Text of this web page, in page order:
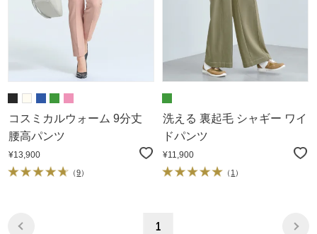
コスミカルウォーム 9分丈
腰高パンツ
¥13,900
（9）
洗える 裏起毛 シャギー ワイ
ドパンツ
¥11,900
（ 1 ）
1